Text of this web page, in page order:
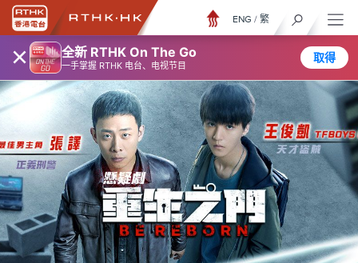
× 全新 RTHK On The Go
一手掌握 RTHK 电台、电视节目
取得
ENG / 繁